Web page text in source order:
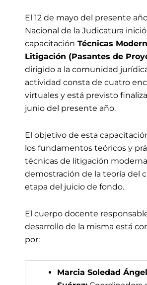
El 12 de mayo del presente
Nacional de la Judicatura inició
capacitación Técnicas
Litigación (Pasantes de
dirigido a la comunidad
actividad consta de cuatro
virtuales y está previsto
junio del presente año.
El objetivo de esta
los fundamentos teóricos y
técnicas de litigación
demostración de la teoría del
etapa del juicio de fondo.
El cuerpo docente
desarrollo de la misma está
por:
Marcia Soledad